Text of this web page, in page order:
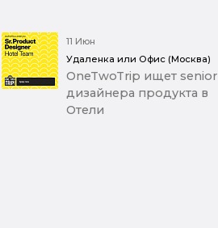
11 Июн
Удаленка или Офис (Москва)
OneTwoTrip ищет senior
дизайнера продукта в
Отели